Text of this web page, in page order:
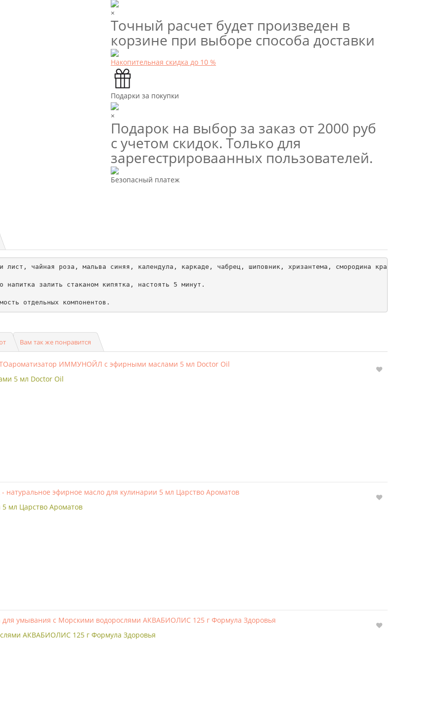
×
Точный расчет будет произведен в
корзине при выборе способа доставки
Накопительная скидка до 10 %
Подарки за покупки
×
Подарок на выбор за заказ от 2000 руб
с учетом скидок. Только для
зарегестрироваанных пользователей.
Безопасный платеж
лист, чайная роза, мальва синяя, календула, каркаде, чабрец, шиповник, хризантема, смородина красная, пион,
напитка залить стаканом кипятка, настоять 5 минут.
отдельных компонентов.
Вам так же понравится
5 мл Doctor Oil
мл Царство Ароматов
АКВАБИОЛИС 125 г Формула Здоровья